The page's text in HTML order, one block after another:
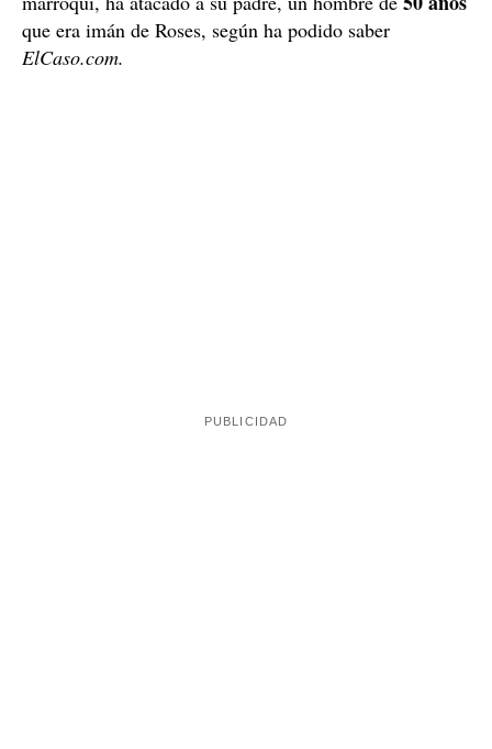
que era imán de Roses, según ha podido saber
ElCaso.com.